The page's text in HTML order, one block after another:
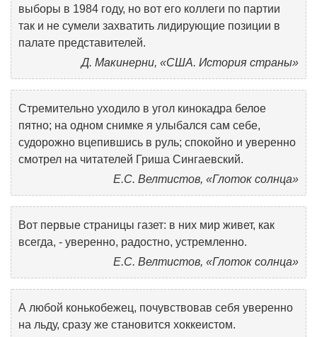
выборы в 1984 году, но вот его коллеги по партии
так и не сумели захватить лидирующие позиции в
палате представителей.
Д. Макинерни, «США. История страны»
Стремительно уходило в угол кинокадра белое
пятно; на одном снимке я улыбался сам себе,
судорожно вцепившись в руль; спокойно и уверенно
смотрел на читателей Гриша Сингаевский.
Е.С. Велтистов, «Глоток солнца»
Вот первые страницы газет: в них мир живет, как
всегда, - уверенно, радостно, устремленно.
Е.С. Велтистов, «Глоток солнца»
А любой конькобежец, почувствовав себя уверенно
на льду, сразу же становится хоккеистом.